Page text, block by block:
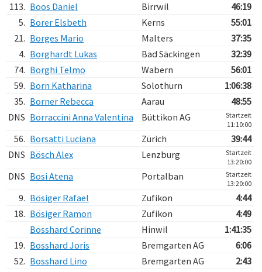
113. Boos Daniel Birrwil
46:19
5. Borer Elsbeth Kerns
55:01
21. Borges Mario Malters
37:35
4. Borghardt Lukas Bad Säckingen
32:39
74. Borghi Telmo Wabern
56:01
59. Born Katharina Solothurn
1:06:38
35. Borner Rebecca Aarau
48:55
DNS Borraccini Anna Valentina Büttikon AG
Startzeit
11:10:00
56. Borsatti Luciana Zürich
39:44
DNS Bösch Alex Lenzburg
Startzeit
13:20:00
DNS Bosi Atena Portalban
Startzeit
13:20:00
9. Bösiger Rafael Zufikon
4:44
18. Bösiger Ramon Zufikon
4:49
Bosshard Corinne
Hinwil
1:41:35
19. Bosshard Joris Bremgarten AG
6:06
52. Bosshard Lino Bremgarten AG
2:43